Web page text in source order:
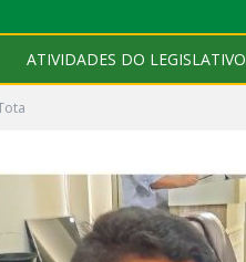
ATIVIDADES DO LEGISLATIVO